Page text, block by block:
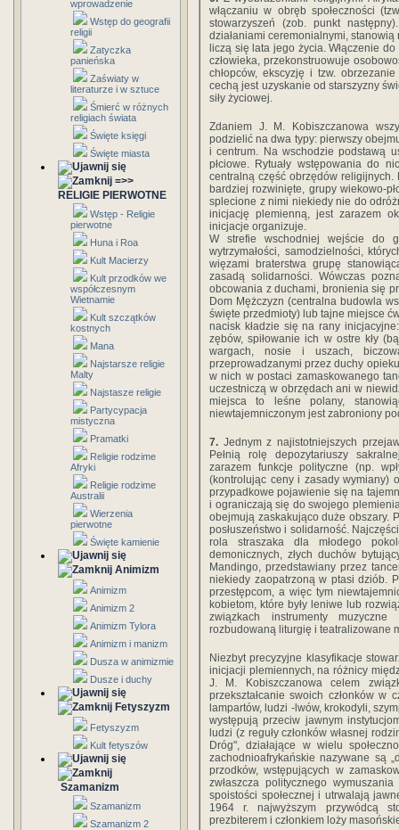
wprowadzenie
Wstęp do geografii
religii
Zatyczka
panieńska
Zaświaty w
literaturze i w sztuce
Śmierć w różnych
religiach świata
Święte księgi
Święte miasta
=>>
RELIGIE PIERWOTNE
Wstęp - Religie
pierwotne
Huna i Roa
Kult Macierzy
Kult przodków we
współczesnym
Wietnamie
Kult szczątków
kostnych
Mana
Najstarsze religie
Malty
Najstasze religie
Partycypacja
mistyczna
Pramatki
Religie rodzime
Afryki
Religie rodzime
Australii
Wierzenia
pierwotne
Święte kamienie
Animizm
Animizm
Animizm 2
Animizm Tylora
Animizm i manizm
Dusza w animizmie
Dusze i duchy
Fetyszyzm
Fetyszyzm
Kult fetyszów
Szamanizm
Szamanizm
Szamanizm 2
włączaniu w obręb społeczności
stowarzyszeń (zob. punkt
działaniami ceremonialnymi,
liczą się lata jego życia. Włączenie
człowieka, przekonstruowuje
chłopców, ekscyzję i tzw.
cechą jest uzyskanie od starszyzny
siły życiowej.
Zdaniem J. M. Kobiszczanowa
podzielić na dwa typy: pierwszy
i centrum. Na wschodzie podstawą
płciowe. Rytuały wstępowania do
centralną część obrzędów religijnych.
bardziej rozwinięte, grupy wiekowo-
splecione z nimi niekiedy nie do
inicjację plemienną, jest zarazem
inicjacje organizuje.
W strefie wschodniej wejście do
wytrzymałości, samodzielności,
więzami braterstwa grupę
zasadą solidarności. Wówczas
obcowania z duchami, bronienia się
Dom Mężczyzn (centralna budowla
święte przedmioty) lub tajne miejsce
nacisk kładzie się na rany
zębów, spiłowanie ich w ostre kły
wargach, nosie i uszach,
przeprowadzanymi przez duchy
w nich w postaci zamaskowanego
uczestniczą w obrzędach ani w
miejsca to leśne polany,
niewtajemniczonym jest zabroniony
7. Jednym z najistotniejszych
Pełnią rolę depozytariuszy
zarazem funkcje polityczne (np.
(kontrolując ceny i zasady wymiany)
przypadkowe pojawienie się na
i ograniczają się do swojego
obejmują zaskakująco duże obszary.
posłuszeństwo i solidarność.
rola straszaka dla młodego
demonicznych, złych duchów
Mandingo, przedstawiany przez
niekiedy zaopatrzoną w ptasi dziób.
przestępcom, a więc tym
kobietom, które były leniwe lub
związkach instrumenty
rozbudowaną liturgię i teatralizowane
Niezbyt precyzyjne klasyfikacje
inicjacji plemiennych, na różnicy
J. M. Kobiszczanowa celem
przekształcanie swoich członków
lampartów, ludzi -lwów, krokodyli,
występują przeciw jawnym
ludzi (z reguły członków własnej
Dróg", działające w wielu
zachodnioafrykańskie nazywane są
przodków, wstępujących w
zwłaszcza politycznego
spoistości społecznej i utrwalają
1964 r. najwyższym przywódcą
prezbiterem i członkiem loży